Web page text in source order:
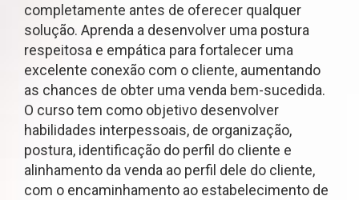
completamente antes de oferecer qualquer
solução. Aprenda a desenvolver uma postura
respeitosa e empática para fortalecer uma
excelente conexão com o cliente, aumentando
as chances de obter uma venda bem-sucedida.
O curso tem como objetivo desenvolver
habilidades interpessoais, de organização,
postura, identificação do perfil do cliente e
alinhamento da venda ao perfil dele do cliente,
com o encaminhamento ao estabelecimento de